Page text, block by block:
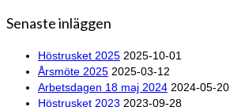
Senaste inläggen
Höstrusket 2025 2025-10-01
Årsmöte 2025 2025-03-12
Arbetsdagen 18 maj 2024 2024-05-20
Höstrusket 2023 2023-09-28